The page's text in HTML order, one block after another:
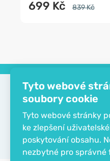
Tyto webové
soubory cookie
Tyto webové stránky
ke zlepšení
poskytování obsahu.
nezbytné pro
699 Kč 839 Kč
Společnost
Kontakt
O společnosti
EKO certifikát